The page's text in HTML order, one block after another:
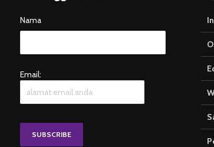
Nama
Email: